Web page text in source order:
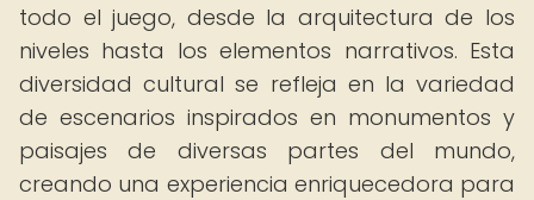
todo el juego, desde la arquitectura de los
niveles hasta los elementos narrativos. Esta
diversidad cultural se refleja en la variedad
de escenarios inspirados en monumentos y
paisajes de diversas partes del mundo,
creando una experiencia enriquecedora para